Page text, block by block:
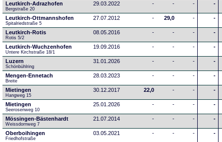
Leutkirch-Adrazhofen
Bergstraße 20
29.03.2022 - - - -
Leutkirch-Ottmannshofen
Spitalriedstraße 5
27.07.2012 - 29,0 - -
Leutkirch-Rotis
Rotis 5/2
08.05.2016 - - - -
Leutkirch-Wuchzenhofen
Untere Kirchstraße 18/1
19.09.2016 - - - -
Luzern
Schönbühlring
31.01.2026 - - - -
Mengen-Ennetach
Breite
28.03.2023 - - - -
Mietingen
Hangweg 15
30.12.2017 22,0 - - -
Mietingen
Seerosenweg 10
25.01.2026 - - - -
Mössingen-Bästenhardt
Weissdornweg 7
21.07.2014 - - - -
Oberboihingen
Friedhofstraße
03.05.2021 - - - -